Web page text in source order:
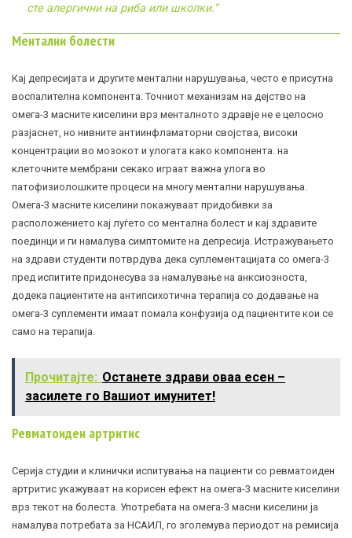
сте алергични на риба или школки.“
Ментални болести
Кај депресијата и другите ментални нарушувања, често е присутна
воспалителна компонента. Точниот механизам на дејство на
омега-3 масните киселини врз менталното здравје не е целосно
разјаснет, но нивните антиинфламаторни својства, високи
концентрации во мозокот и улогата како компонента. на
клеточните мембрани секако играат важна улога во
патофизиолошките процеси на многу ментални нарушувања.
Омега-3 масните киселини покажуваат придобивки за
расположението кај луѓето со ментална болест и кај здравите
поединци и ги намалува симптомите на депресија. Истражувањето
на здрави студенти потврдува дека суплементацијата со омега-3
пред испитите придонесува за намалување на анксиозноста,
додека пациентите на антипсихотична терапија со додавање на
омега-3 суплементи имаат помала конфузија од пациентите кои се
само на терапија.
Прочитајте: Останете здрави оваа есен –
засилете го Вашиот имунитет!
Ревматоиден артритис
Серија студии и клинички испитувања на пациенти со ревматоиден
артритис укажуваат на корисен ефект на омега-3 масните киселини
врз текот на болеста. Употребата на омега-3 масни киселини ја
намалува потребата за НСАИЛ, го зголемува периодот на ремисија